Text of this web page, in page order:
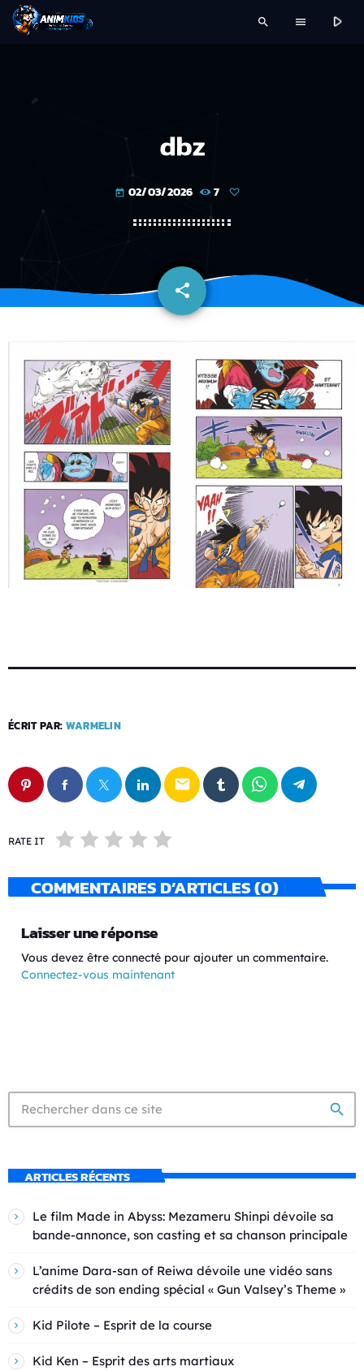
search menu play_arrow
dbz
today 02/03/2026 7
share
email
ÉCRIT PAR: WARMELIN
email
RATE IT
COMMENTAIRES D’ARTICLES (0)
Laisser une réponse
Vous devez être connecté pour ajouter un commentaire.
Connectez-vous maintenant
search
ARTICLES RÉCENTS
Le film Made in Abyss: Mezameru Shinpi dévoile sa
bande-annonce, son casting et sa chanson principale
L’anime Dara-san of Reiwa dévoile une vidéo sans
crédits de son ending spécial « Gun Valsey’s Theme »
Kid Pilote – Esprit de la course
Kid Ken – Esprit des arts martiaux